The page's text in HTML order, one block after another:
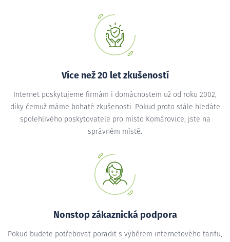
Více než 20 let zkušeností
Internet poskytujeme firmám i domácnostem už od roku 2002,
díky čemuž máme bohaté zkušenosti. Pokud proto stále hledáte
spolehlivého poskytovatele pro místo Komárovice, jste na
správném místě.
Nonstop zákaznická podpora
Pokud budete potřebovat poradit s výběrem internetového tarifu,